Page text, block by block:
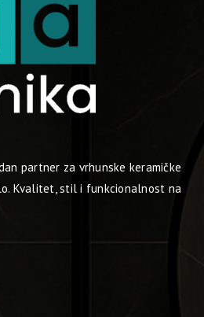
partner za vrhunske keramičke
Kvalitet, stil i funkcionalnost na